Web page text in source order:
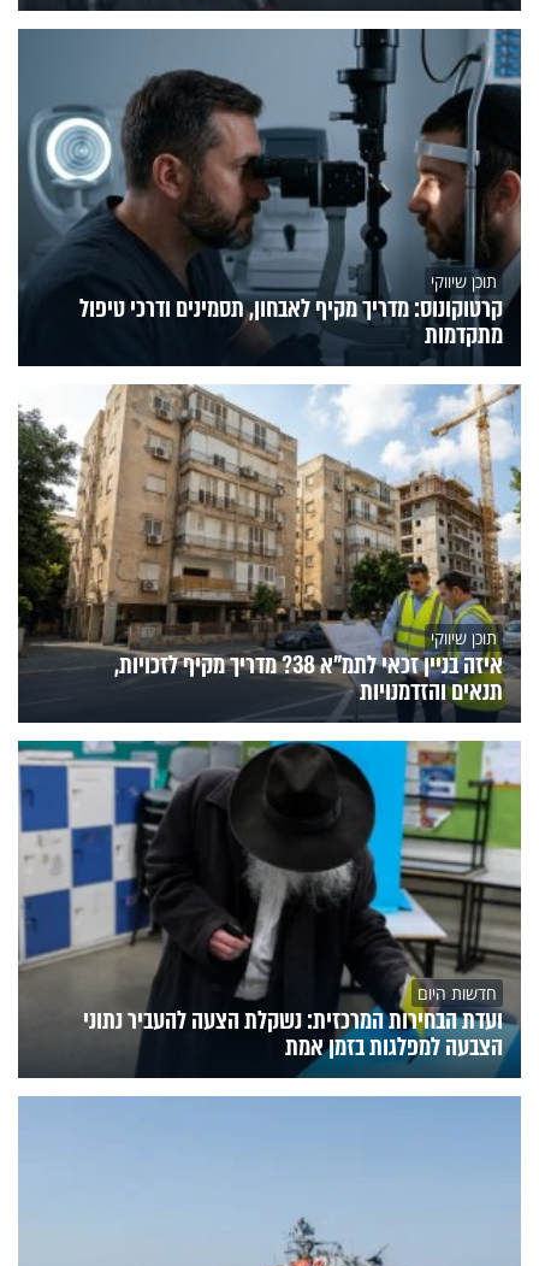
תוכן שיווקי
קרטוקונוס: מדריך מקיף לאבחון, תסמינים ודרכי טיפול
מתקדמות
תוכן שיווקי
איזה בניין זכאי לתמ"א 38? מדריך מקיף לזכויות,
תנאים והזדמנויות
חדשות היום
ועדת הבחירות המרכזית: נשקלת הצעה להעביר נתוני
הצבעה למפלגות בזמן אמת